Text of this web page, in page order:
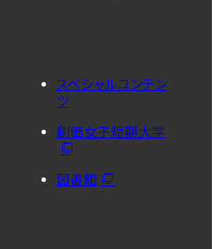
スペシャルコンテン
ツ
創価女子短期大学
図書館